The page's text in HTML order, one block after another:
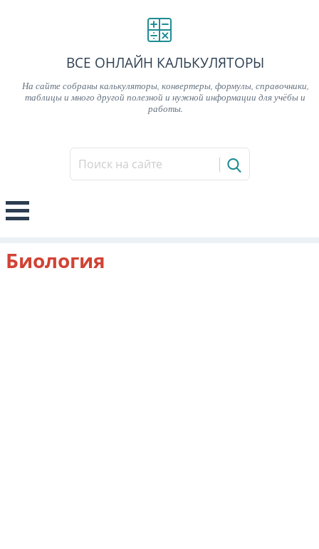
ВСЕ ОНЛАЙН КАЛЬКУЛЯТОРЫ
На сайте собраны калькуляторы, конвертеры, формулы, справочники,
таблицы и много другой полезной и нужной информации для учёбы и
работы.
Биология